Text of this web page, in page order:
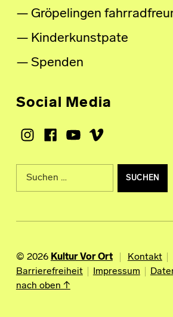
Gröpelingen
Kinderkunstpate
Spenden
Social Media
Instagram
Facebook
Youtube
Vimeo
Suche nach:
© 2026 Kultur Vor Ort
Kontakt
Barrierefreiheit
Impressum
nach oben ↑